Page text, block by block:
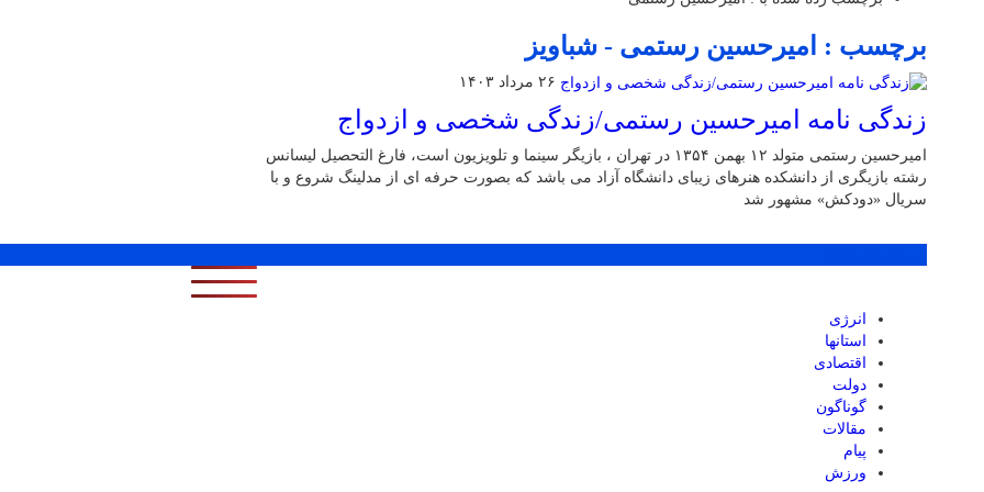
برچسب : امیرحسین رستمی - شباویز
۲۶ مرداد ۱۴۰۳
زندگی نامه امیرحسین رستمی/زندگی شخصی و ازدواج
امیرحسین رستمی متولد ۱۲ بهمن ۱۳۵۴ در تهران ، بازیگر سینما و تلویزیون است، فارغ التحصیل لیسانس
رشته بازیگری از دانشکده هنرهای زیبای دانشگاه آزاد می باشد که بصورت حرفه ای از مدلینگ شروع و با
سریال «دودکش» مشهور شد
انرژی
استانها
اقتصادی
دولت
گوناگون
مقالات
پیام
ورزش